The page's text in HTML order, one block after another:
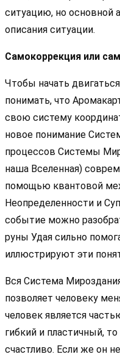
ситуацию, но основной
описания ситуации.
Самокоррекция или
Чтобы начать
понимать, что
свою систему
новое понимание
процессов Системы
наша Вселенная)
помощью квантовой
Неопределенности и
событие можно
руны Удая сильно
иллюстрируют эти
Вся Система
позволяет человеку
человек является
гибкий и пластичный,
счастливо. Если же он